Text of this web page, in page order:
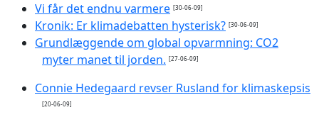
Vi får det endnu varmere [30-06-09]
Kronik: Er klimadebatten hysterisk? [30-06-09]
Grundlæggende om global opvarmning: CO2
myter manet til jorden. [27-06-09]
Connie Hedegaard revser Rusland for klimaskepsis
[20-06-09]